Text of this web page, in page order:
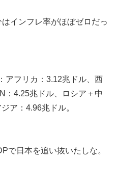
インフレ率がほぼゼロだっ
アフリカ：3.12兆ドル、西
：4.25兆ドル、ロシア＋中
ア：4.96兆ドル。
で日本を追い抜いたしな。